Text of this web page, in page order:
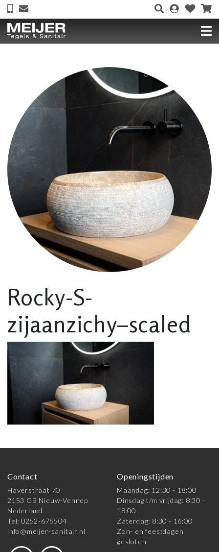
Rocky-S-
zijaanzichy–scaled
Contact
Haverstraat 70
2153 GB Nieuw-Vennep
Nederland
Tel: 0252-675504
info@meijer-sanitair.nl
Openingstijden
Maandag: 12:30 - 18:00
Dinsdag t/m vrijdag: 8:30 -
18:00
Zaterdag: 8:30 - 16:00
Zon- en feestdagen
gesloten